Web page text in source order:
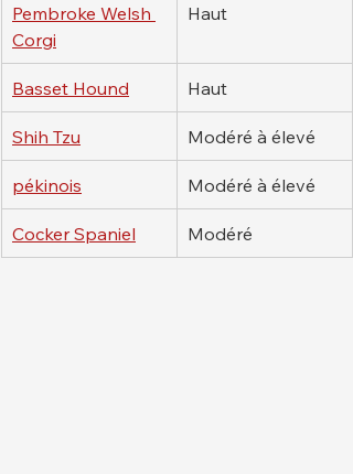
Pembroke Welsh
Corgi
Haut
Basset Hound Haut
Shih Tzu Modéré à élevé
pékinois Modéré à élevé
Cocker Spaniel Modéré